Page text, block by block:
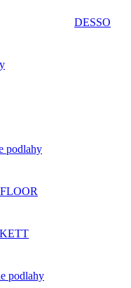
DESSO
podlahy
podlahy